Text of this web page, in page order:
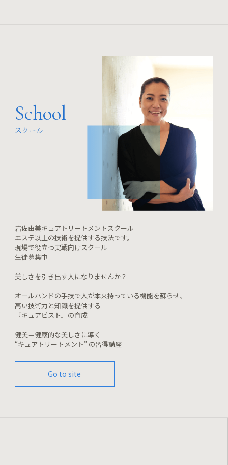
School
スクール
岩佐由美キュアトリートメントスクール
エステ以上の技術を提供する技法です。
現場で役立つ実戦向けスクール
生徒募集中
美しさを引き出す人になりませんか？
オールハンドの手技で人が本来持っている機能を蘇らせ、
高い技術力と知識を提供する
『キュアピスト』の育成
健美＝健康的な美しさに導く
“キュアトリートメント” の習得講座
Go to site